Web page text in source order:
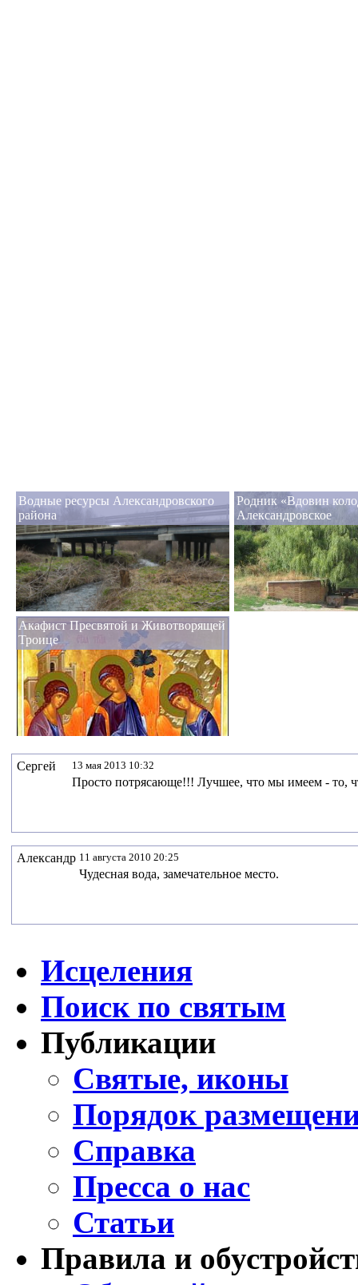
Водные ресурсы Александровского
района
Родник «Вдовин
Александровское
Акафист Пресвятой и Животворящей
Троице
Сергей 13 мая 2013 10:32
Просто потрясающе!!! Лучшее, что мы имеем - то,
Александр 11 августа 2010 20:25
Чудесная вода, замечательное место.
Исцеления
Поиск по святым
Публикации
Святые, иконы
Порядок
Справка
Пресса о нас
Статьи
Правила и